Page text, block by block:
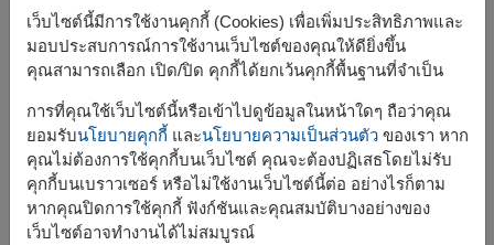
ขนาดโดยประมาณ:
สูง: 16 ซม. x ยาว : 35 ซม.
สินค้าชิ้นนี้ประกอบด้วย
เว็บไซต์นี้มีการใช้งานคุกกี้ (Cookies) เพื่อเพิ่มประสิทธิภาพและ
มอบประสบการณ์การใช้งานเว็บไซต์ของคุณให้ดียิ่งขึ้น
คุณสามารถเลือก เปิด/ปิด คุกกี้ได้ยกเว้นคุกกี้พื้นฐานที่จำเป็น
การที่คุณใช้เว็บไซต์นี้หรือเข้าไปดูข้อมูลในหน้าใดๆ ถือว่าคุณ
ยอมรับนโยบายคุกกี้ และนโยบายความเป็นส่วนตัวของเรา หาก
คุณไม่ต้องการใช้คุกกี้บนเว็บไซต์ คุณจะต้องปฏิเสธโดยไม่รับ
คุกกี้บนเบราวเซอร์ หรือไม่ใช้งานเว็บไซต์นี้ต่อ อย่างไรก็ตาม
หากคุณปิดการใช้คุกกี้ ฟังก์ชันและคุณสมบัติบางอย่างของ
เว็บไซต์อาจทำงานได้ไม่สมบูรณ์